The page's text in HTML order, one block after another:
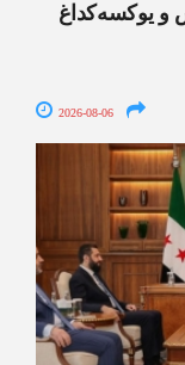
و یوکسەکداغ
2026-08-06